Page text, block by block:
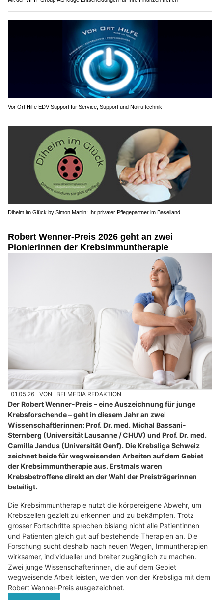
Vor Ort Hilfe EDV-Support für Service, Support und Notruftechnik
Diheim im Glück by Simon Martin: Ihr privater Pflegepartner im Baselland
Robert Wenner-Preis 2026 geht an zwei
Pionierinnen der Krebsimmuntherapie
01.05.26 VON BELMEDIA REDAKTION
Der Robert Wenner-Preis – eine Auszeichnung für junge
Krebsforschende – geht in diesem Jahr an zwei
Wissenschaftlerinnen: Prof. Dr. med. Michal Bassani-
Sternberg (Universität Lausanne / CHUV) und Prof. Dr. med.
Camilla Jandus (Universität Genf). Die Krebsliga Schweiz
zeichnet beide für wegweisenden Arbeiten auf dem Gebiet
der Krebsimmuntherapie aus. Erstmals waren
Krebsbetroffene direkt an der Wahl der Preisträgerinnen
beteiligt.
Die Krebsimmuntherapie nutzt die körpereigene Abwehr, um
Krebszellen gezielt zu erkennen und zu bekämpfen. Trotz
grosser Fortschritte sprechen bislang nicht alle Patientinnen
und Patienten gleich gut auf bestehende Therapien an. Die
Forschung sucht deshalb nach neuen Wegen, Immuntherapien
wirksamer, individueller und breiter zugänglich zu machen.
Zwei junge Wissenschafterinnen, die auf dem Gebiet
wegweisende Arbeit leisten, werden von der Krebsliga mit dem
Robert Wenner-Preis ausgezeichnet.